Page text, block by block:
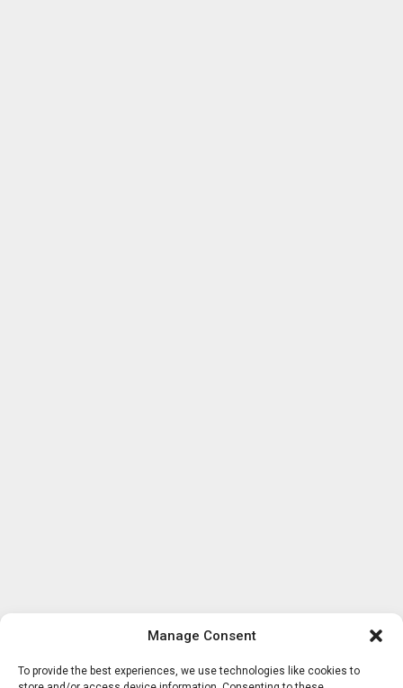
Manage Consent
To provide the best experiences, we use technologies like cookies to